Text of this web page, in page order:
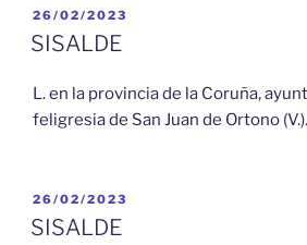
PUBLICADO
EL
26/02/2023
SISALDE
L. en la provincia de la Coruña,
feligresia de San Juan de Ortono (V.).
PUBLICADO
EL
26/02/2023
SISALDE